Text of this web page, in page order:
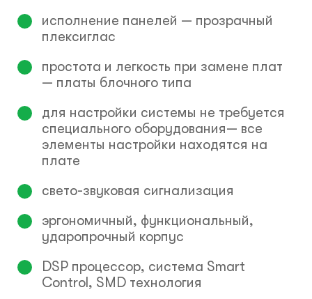
исполнение панелей — прозрачный
плексиглас
простота и легкость при замене плат
— платы блочного типа
для настройки системы не требуется
специального оборудования— все
элементы настройки находятся на
плате
свето-звуковая сигнализация
эргономичный, функциональный,
ударопрочный корпус
DSP процессор, система Smart
Control, SMD технология